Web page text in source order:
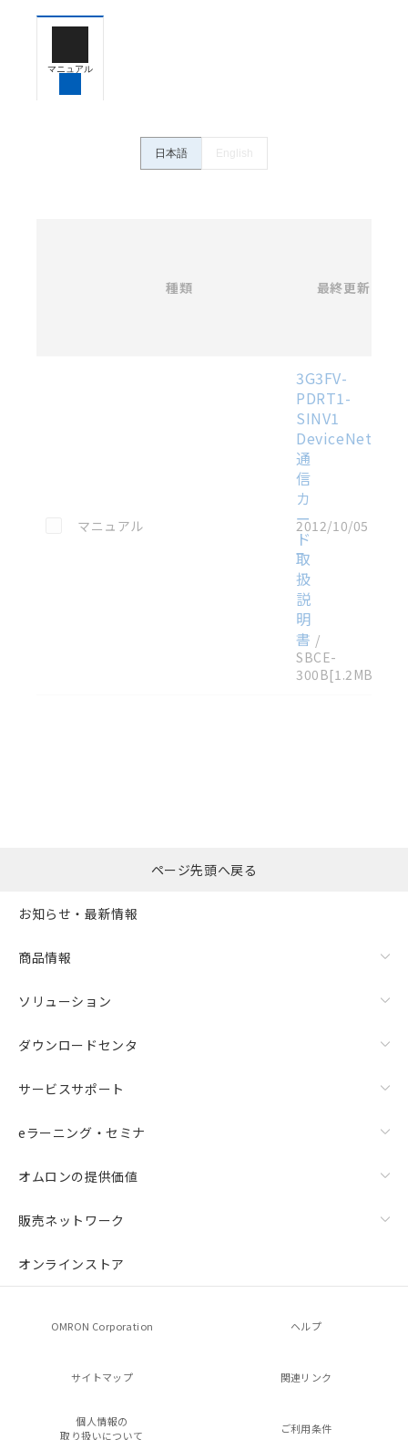
うな用途に使用される場合には、システム全体として
保できるよう設計されていること、および本製品が全
ていることを、必ず事前に確認してください。
ン事例は参考用ですので、ご採用に際しては機器・装
置の機能や安全性をご確認のうえご使用ください。・
があります。改めて当サイトの掲載内容をご確認のう
マニュアル
日本語 English
種類 最終更新
この資料を選択
マニュアル
3G3FV-
PDRT1-
SINV1
DeviceNet（
通
信
カ
ー
ド
取
扱
説
明
書 /
SBCE-
300B[1.2MB]
2012/10/05
括ダウンロード
ページ先頭へ戻る
お知らせ・最新情報
商品情報
ソリューション
ダウンロードセンタ
サービスサポート
eラーニング・セミナ
オムロンの提供価値
販売ネットワーク
オンラインストア
OMRON Corporation ヘルプ
サイトマップ 関連リンク
個人情報の
取り扱いについて
ご利用条件